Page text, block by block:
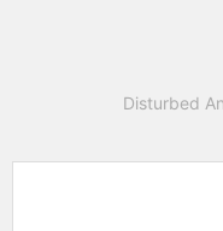
Disturbed